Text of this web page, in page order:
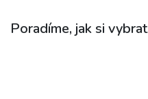
Poradíme, jak si